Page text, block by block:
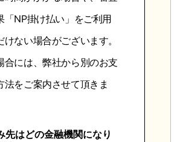
「NP掛け払い」をご利用
けない場合がございます。
合には、弊社から別のお支
法をご案内させて頂きま
先はどの金融機関になり